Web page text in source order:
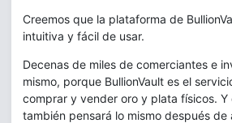
Creemos que la plataforma de
intuitiva y fácil de usar.
Decenas de miles de comerciantes e
mismo, porque BullionVault es el
comprar y vender oro y plata físicos. Y
también pensará lo mismo después de